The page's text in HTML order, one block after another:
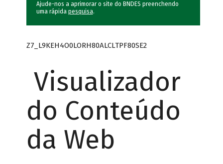
Ajude-nos a aprimorar o site do BNDES preenchendo
uma rápida pesquisa.
Z7_L9KEH4O0LORH80ALCLTPF80SE2
Visualizador
do Conteúdo
da Web